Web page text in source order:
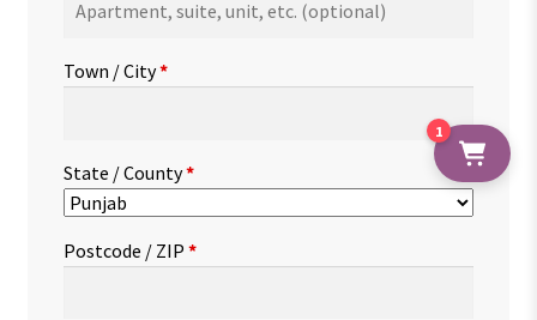
suite,
etc.(optional)
Town / City*
State / County*
Postcode / ZIP *
1